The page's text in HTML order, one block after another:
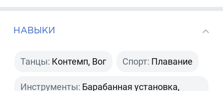
НАВЫКИ
Танцы: Контемп, Вог Спорт: Плавание
Инструменты: Барабанная установка,